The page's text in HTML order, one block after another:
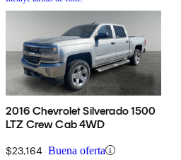
2016 Chevrolet Silverado 1500
LTZ Crew Cab 4WD
$23,164 Buena oferta